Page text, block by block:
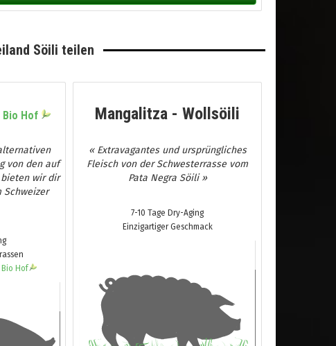
Söili teilen
Bio Hof
von den auf
wir dir
Schweizer
Hof
Mangalitza - Wollsöili
« Extravagantes und ursprüngliches
Fleisch von der Schwesterrasse vom
Pata Negra Söili »
7-10 Tage Dry-Aging
Einzigartiger Geschmack